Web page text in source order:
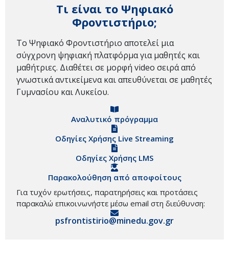
Τι είναι το Ψηφιακό
Φροντιστήριο;
Το Ψηφιακό Φροντιστήριο αποτελεί μια
σύγχρονη ψηφιακή πλατφόρμα για μαθητές και
μαθήτριες. Διαθέτει σε μορφή video σειρά από
γνωστικά αντικείμενα και απευθύνεται σε μαθητές
Γυμνασίου και Λυκείου.
Αναλυτικό πρόγραμμα
Οδηγίες Χρήσης Live Streaming
Οδηγίες Χρήσης LMS
Παρακολούθηση από αποφοίτους
Για τυχόν ερωτήσεις, παρατηρήσεις και προτάσεις
παρακαλώ επικοινωνήστε μέσω email στη διεύθυνση:
psfrontistirio@minedu.gov.gr